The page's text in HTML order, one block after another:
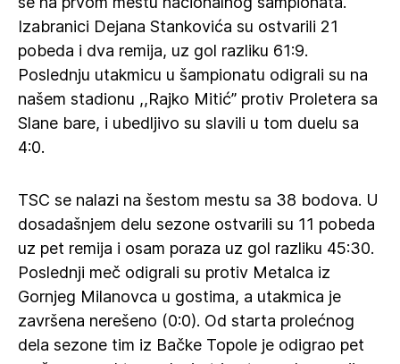
Izabranici Dejana Stankovića su ostvarili 21
pobeda i dva remija, uz gol razliku 61:9.
Poslednju utakmicu u šampionatu odigrali su na
našem stadionu ,,Rajko Mitić” protiv Proletera sa
Slane bare, i ubedljivo su slavili u tom duelu sa
4:0.
TSC se nalazi na šestom mestu sa 38 bodova. U
dosadašnjem delu sezone ostvarili su 11 pobeda
uz pet remija i osam poraza uz gol razliku 45:30.
Poslednji meč odigrali su protiv Metalca iz
Gornjeg Milanovca u gostima, a utakmica je
završena nerešeno (0:0). Od starta prolećnog
dela sezone tim iz Bačke Topole je odigrao pet